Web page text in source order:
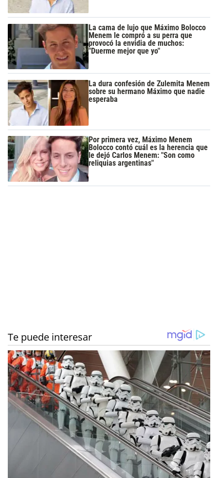
La cama de lujo que Máximo Bolocco
Menem le compró a su perra que
provocó la envidia de muchos:
"Duerme mejor que yo"
La dura confesión de Zulemita Menem
sobre su hermano Máximo que nadie
esperaba
Por primera vez, Máximo Menem
Bolocco contó cuál es la herencia que
le dejó Carlos Menem: "Son como
reliquias argentinas"